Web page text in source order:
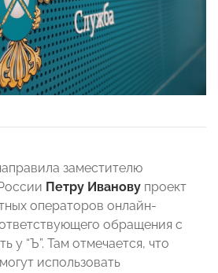
заместителю
Петру Иванову проект
операторов онлайн-
обращения с
у “Ъ”. Там отмечается, что
использовать